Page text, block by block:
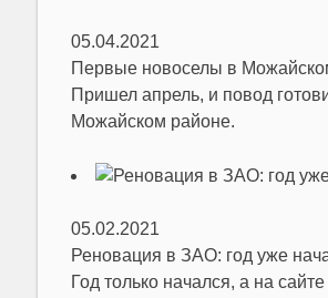
05.04.2021
Первые новоселы в
Пришел апрель, и повод
Можайском районе.
05.02.2021
Реновация в ЗАО: год уже
Год только начался, а на